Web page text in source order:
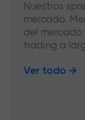
Nuestros
mercado.
del mercado
trading a
Ver todo